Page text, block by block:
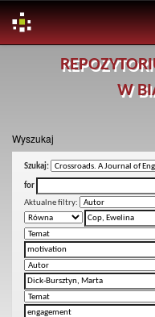
W
Wyszukaj
Szukaj:
for
Aktualne filtry: